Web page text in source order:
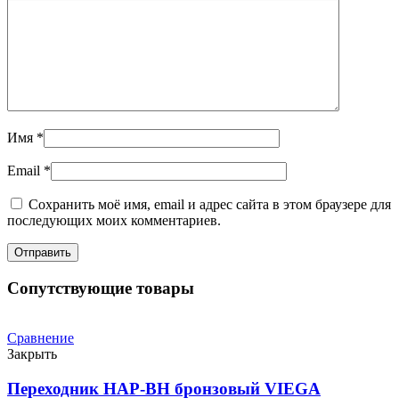
Имя *
Email *
Сохранить моё имя, email и адрес сайта в этом браузере для
последующих моих комментариев.
Сопутствующие товары
Сравнение
Закрыть
Переходник НАР-ВН бронзовый VIEGA